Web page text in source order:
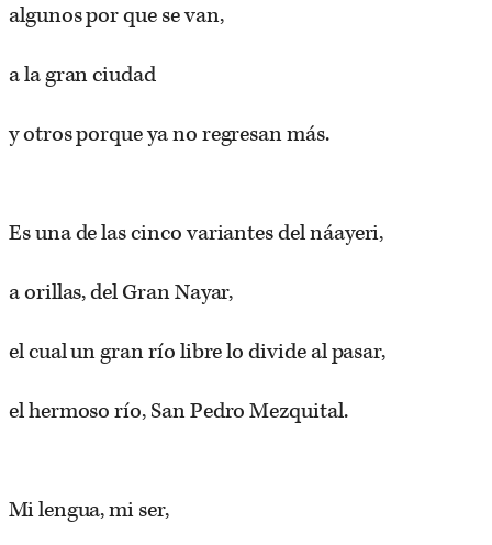
algunos por que se van,
a la gran ciudad
y otros porque ya no regresan más.
Es una de las cinco variantes del náayeri,
a orillas, del Gran Nayar,
el cual un gran río libre lo divide al pasar,
el hermoso río, San Pedro Mezquital.
Mi lengua, mi ser,